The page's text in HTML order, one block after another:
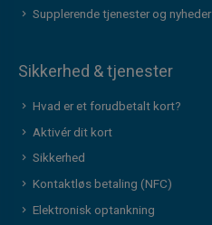
Supplerende tjenester og nyheder
Sikkerhed & tjenester
Hvad er et forudbetalt kort?
Aktivér dit kort
Sikkerhed
Kontaktløs betaling (NFC)
Elektronisk optankning